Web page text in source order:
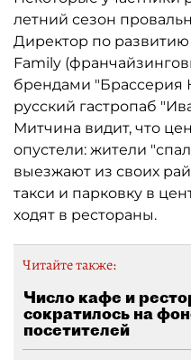
летний сезон
Директор по
Family
брендами "Брассерия
русский гастропаб
Митчина видит, что
опустели: жители
выезжают из своих
такси и парковку в
ходят в рестораны.
Читайте также:
Число кафе и
сократилось на
посетителей